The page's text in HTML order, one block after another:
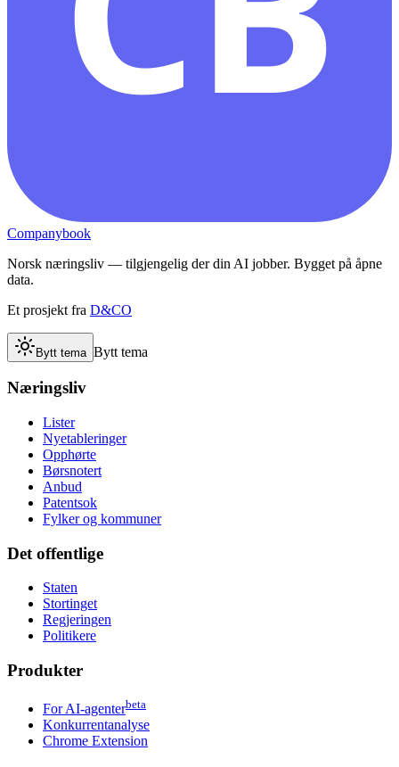
Companybook
Norsk næringsliv — tilgjengelig der din AI jobber. Bygget på åpne
data.
Et prosjekt fra D&CO
Bytt tema Bytt tema
Næringsliv
Lister
Nyetableringer
Opphørte
Børsnotert
Anbud
Patentsok
Fylker og kommuner
Det offentlige
Staten
Stortinget
Regjeringen
Politikere
Produkter
For AI-agenterbeta
Konkurrentanalyse
Chrome Extension